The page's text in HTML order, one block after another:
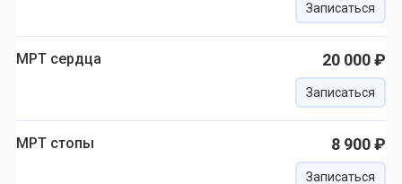
Записаться
МРТ сердца 20 000 ₽
Записаться
МРТ стопы 8 900 ₽
Записаться